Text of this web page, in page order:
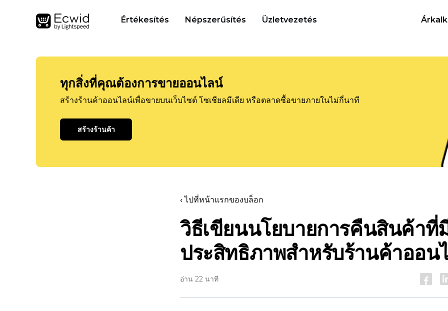
Értékesítés Népszerűsítés Üzletvezetés
ทุกสิ่งที่คุณต้องการขายออนไลน์
สร้างร้านค้าออนไลน์เพื่อขายบนเว็บไซต์ โซเชียลมีเดีย หรือตลาดซื้อขายภายในไม่กี่นาที
สร้างร้านค้า
‹ ไปที่หน้าแรกของบล็อก
วิธีเขียนนโยบายการคืนสินค้าที่
ประสิทธิภาพสำหรับร้านค้าออน
อ่าน 22 นาที